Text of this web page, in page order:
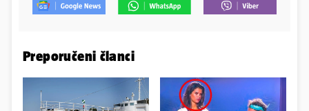
Preporučeni članci